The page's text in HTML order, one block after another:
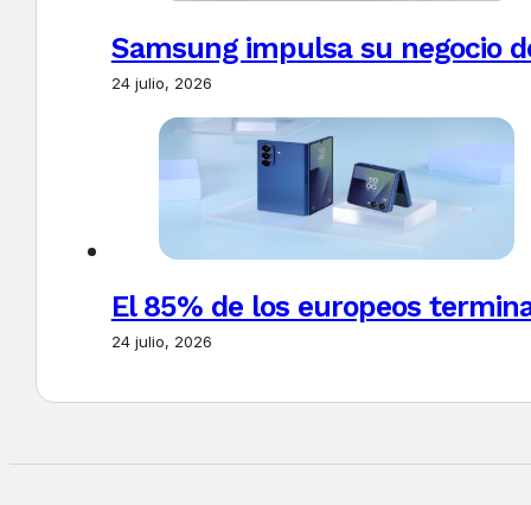
Samsung impulsa su negocio
24 julio, 2026
El 85% de los europeos
24 julio, 2026